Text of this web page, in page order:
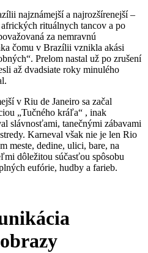
najznámejší a najrozšírenejší –
rituálnych tancov a po
za nemravnú
čomu v Brazílii vznikla akási
Prelom nastal už po zrušení
až dvadsiate roky minulého
v Riu de Janeiro sa začal
„Tučného kráľa“ , inak
slávnosťami, tanečnými zábavami
Karneval však nie je len Rio
meste, dedine, ulici, bare, na
dôležitou súčasťou spôsobu
eufórie, hudby a farieb.